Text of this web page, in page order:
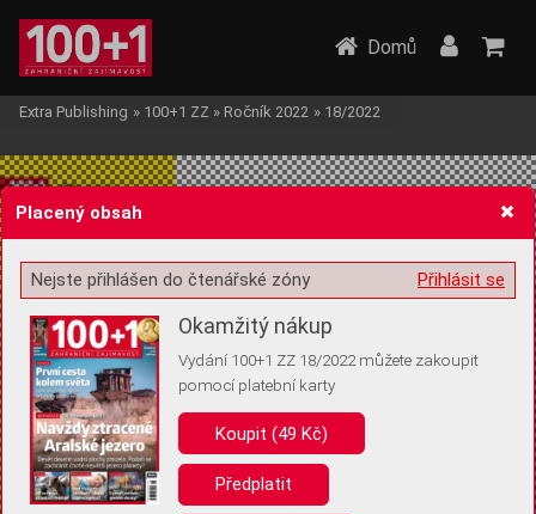
Žádost o souhlas s ukládáním volitelných informací
Pro základní fungování webu nepotřebujeme ukládat žádné informace
(tzv. cookies apod.). Rádi bychom vás ale požádali o souhlas s
uložením volitelných informací:
Domů
Extra Publishing » 100+1 ZZ » Ročník 2022 » 18/2022
Placený obsah
Přihlásit se
Nejste přihlášen do čtenářské zóny
Okamžitý nákup
Vydání 100+1 ZZ 18/2022 můžete zakoupit
pomocí platební karty
Koupit (49 Kč)
Předplatit